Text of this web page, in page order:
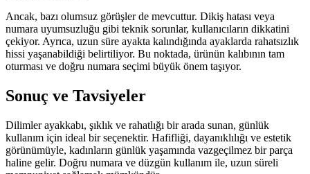
Ancak, bazı olumsuz görüşler de mevcuttur. Dikiş hatası veya
numara uyumsuzluğu gibi teknik sorunlar, kullanıcıların dikkatini
çekiyor. Ayrıca, uzun süre ayakta kalındığında ayaklarda rahatsızlık
hissi yaşanabildiği belirtiliyor. Bu noktada, ürünün kalıbının tam
oturması ve doğru numara seçimi büyük önem taşıyor.
Sonuç ve Tavsiyeler
Dilimler ayakkabı, şıklık ve rahatlığı bir arada sunan, günlük
kullanım için ideal bir seçenektir. Hafifliği, dayanıklılığı ve estetik
görünümüyle, kadınların günlük yaşamında vazgeçilmez bir parça
haline gelir. Doğru numara ve düzgün kullanım ile, uzun süreli